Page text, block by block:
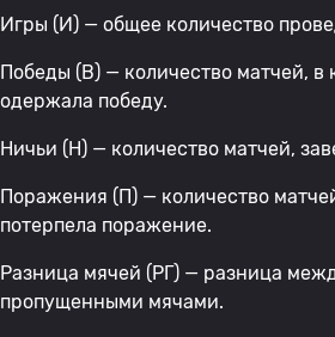
Игры (И) — общее количество
Победы (В) — количество матчей, в
одержала победу.
Ничьи (Н) — количество матчей,
Поражения (П) — количество
потерпела поражение.
Разница мячей (РГ) — разница
пропущенными мячами.